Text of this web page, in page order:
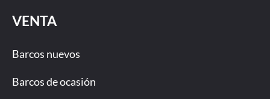
VENTA
Barcos nuevos
Barcos de ocasión